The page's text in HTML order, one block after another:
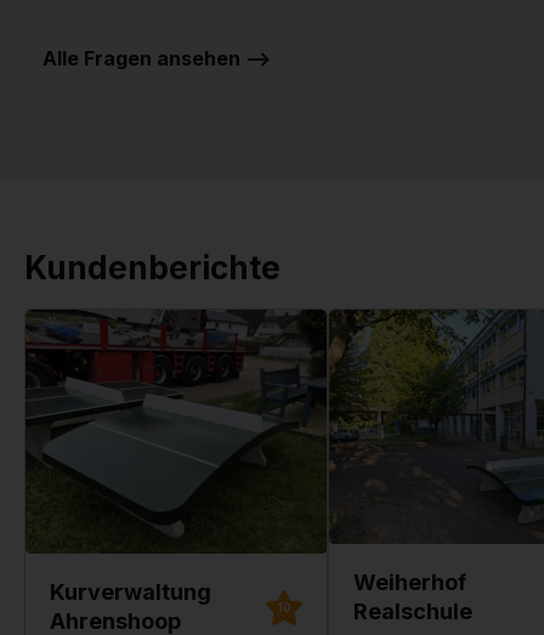
Alle Fragen ansehen -->
Kundenberichte
Kurverwaltung
Ahrenshoop
10
Weiherhof
Realschule